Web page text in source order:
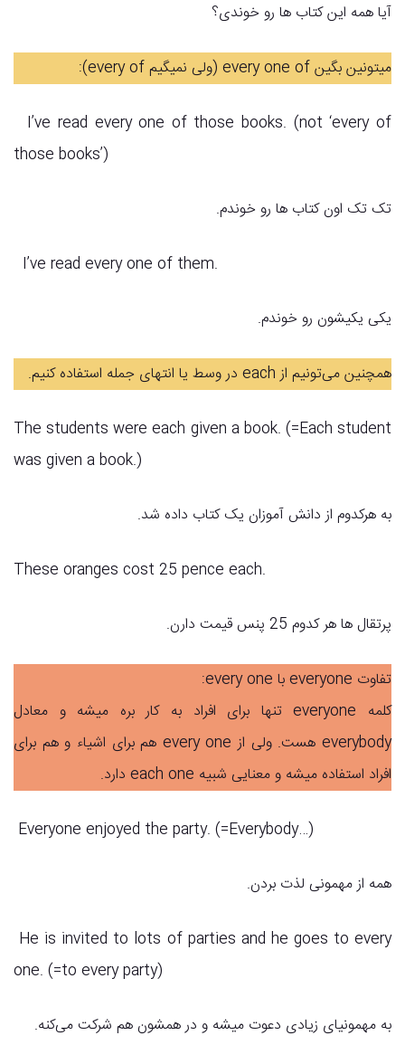
آیا همه این کتاب ها رو خوندی؟
میتونین بگین every one of (ولی نمیگیم every of):
I’ve read every one of those books. (not ‘every of
those books’)
تک تک اون کتاب ها رو خوندم.
I’ve read every one of them.
یکی یکیشون رو خوندم.
همچنین می‌تونیم از each در وسط یا انتهای جمله استفاده کنیم.
The students were each given a book. (=Each student
was given a book.)
به هر‌کدوم از دانش آموزان یک کتاب داده شد.
These oranges cost 25 pence each.
پرتقال ها هر کدوم 25 پنس قیمت دارن.
تفاوت everyone با every one:
کلمه everyone تنها برای افراد به کار بره میشه و معادل
everybody هست. ولی از every one هم برای اشیاء و هم برای
افراد استفاده میشه و معنایی شبیه each one دارد.
Everyone enjoyed the party. (=Everybody…)
همه از مهمونی لذت بردن.
He is invited to lots of parties and he goes to every
one. (=to every party)
به مهمونیای زیادی دعوت میشه و در همشون هم شرکت می‌کنه.